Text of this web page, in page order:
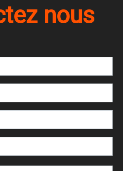
nous